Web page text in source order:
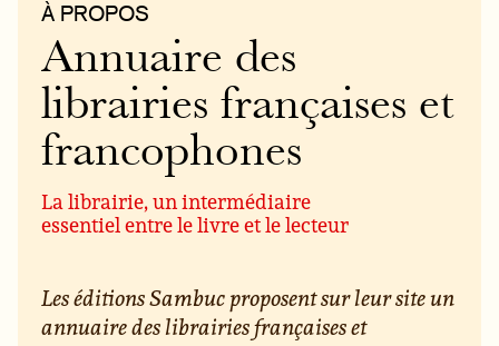
À PROPOS
Annuaire des
librairies françaises et
francophones
La librairie, un intermédiaire
essentiel entre le livre et le lecteur
Les éditions Sambuc proposent sur leur site un
annuaire des librairies françaises et